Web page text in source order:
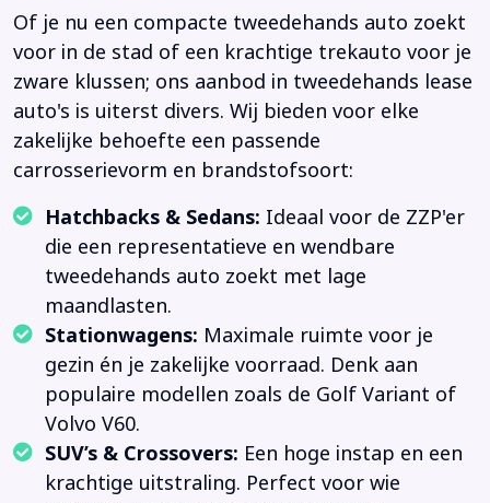
Of je nu een compacte tweedehands auto zoekt
voor in de stad of een krachtige trekauto voor je
zware klussen; ons aanbod in tweedehands lease
auto's is uiterst divers. Wij bieden voor elke
zakelijke behoefte een passende
carrosserievorm en brandstofsoort:
Hatchbacks & Sedans: Ideaal voor de ZZP'er
die een representatieve en wendbare
tweedehands auto zoekt met lage
maandlasten.
Stationwagens: Maximale ruimte voor je
gezin én je zakelijke voorraad. Denk aan
populaire modellen zoals de Golf Variant of
Volvo V60.
SUV’s & Crossovers: Een hoge instap en een
krachtige uitstraling. Perfect voor wie